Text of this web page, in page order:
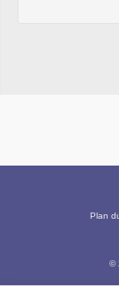
Plan
©